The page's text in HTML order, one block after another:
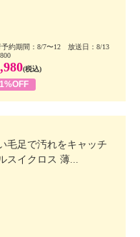
予約期間：8/7〜12 放送日：8/13
(税込)
毛足で汚れをキャッチ
スイクロス 薄...